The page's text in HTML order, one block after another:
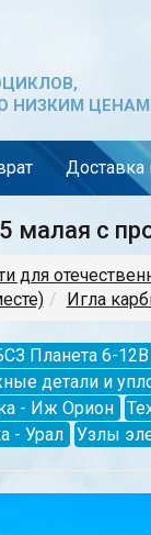
НИЗКИМ ЦЕНАМ
Доставка
малая с
для
Игла
Планета 6-
детали и
- Иж Орион
- Урал Узлы